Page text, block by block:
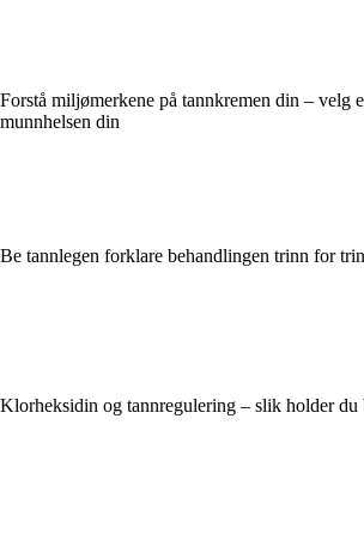
Forstå miljømerkene på tannkremen din – velg
munnhelsen din
Be tannlegen forklare behandlingen trinn for
Klorheksidin og tannregulering – slik holder du